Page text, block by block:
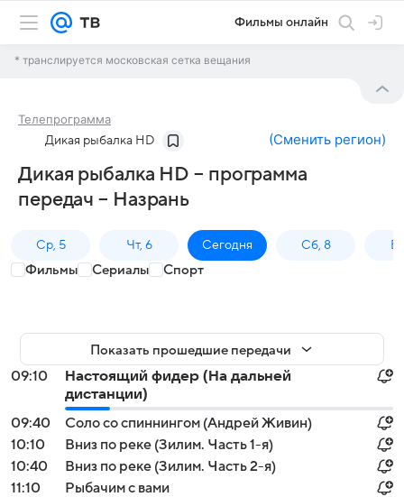
Фильмы онлайн
* транслируется московская сетка вещания
Телепрограмма
Дикая рыбалка HD (Сменить регион)
Дикая рыбалка HD – программа
передач – Назрань
Ср, 5 Чт, 6 Сегодня Сб, 8
Фильмы Сериалы Спорт
Показать прошедшие передачи
09:10
Настоящий фидер (На дальней
дистанции)
09:40
Соло со спиннингом (Андрей Живин)
10:10
Вниз по реке (Зилим. Часть 1-я)
10:40
Вниз по реке (Зилим. Часть 2-я)
11:10
Рыбачим с вами